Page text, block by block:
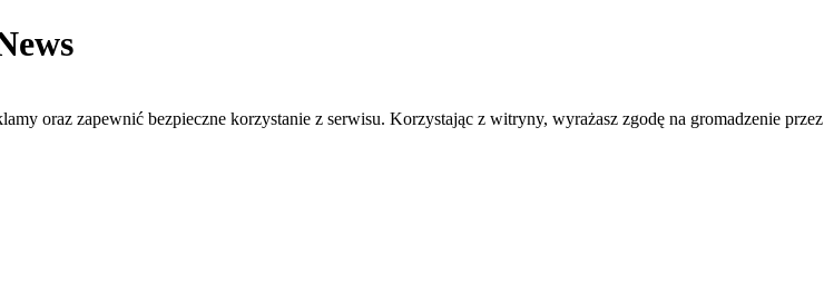
oraz zapewnić bezpieczne korzystanie z serwisu. Korzystając z witryny, wyrażasz zgodę na gromadzenie przez